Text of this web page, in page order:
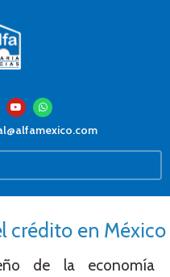
crédito en México
de la economía